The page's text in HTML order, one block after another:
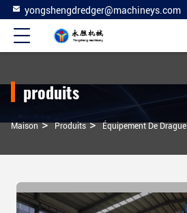
yongshengdredger@machineys.com
produits
Maison > Produits > Équipement De Drague